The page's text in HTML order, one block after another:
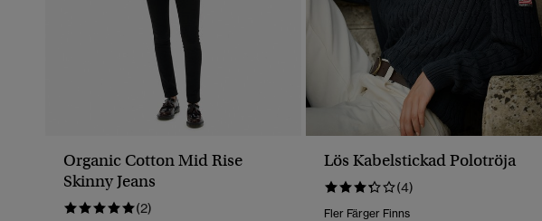
Organic Cotton Mid Rise
Skinny Jeans
(2)
Lös Kabelstickad Polotröja
(4)
Fler Färger Finns